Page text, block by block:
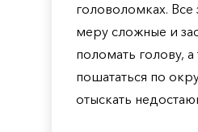
головоломках. Все
меру сложные и
поломать голову, а
пошататься по
отыскать